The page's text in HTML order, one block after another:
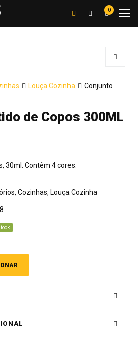
0
Louça Cozinha
Conjunto
de Copos 300ML
30ml. Contêm 4 cores.
, Cozinhas, Louça Cozinha